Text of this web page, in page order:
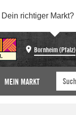
Dein richtiger Markt?
Bornheim (Pfalz)
MEIN MARKT